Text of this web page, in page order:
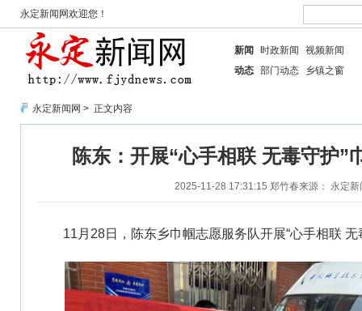
永定新闻网欢迎您！
新闻 时政新闻
视频新闻
动态 部门动态 乡镇之窗
永定新闻网 > 正文内容
陈东：开展“心手相联 无毒守护”
2025-11-28 17:31:15 郑竹春来源： 永定新
11月28日，陈东乡巾帼志愿服务队开展“心手相联